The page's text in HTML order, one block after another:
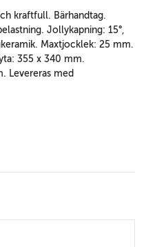
kraftfull. Bärhandtag.
Jollykapning: 15°,
Maxtjocklek: 25 mm.
355 x 340 mm.
Levereras med